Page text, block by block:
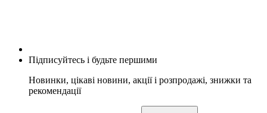
Підписуйтесь і будьте першими
Новинки, цікаві новини, акції і розпродажі, знижки та
рекомендації